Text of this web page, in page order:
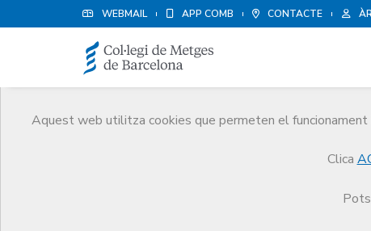
WEBMAIL APP COMB CONTACTE
Aquest web utilitza cookies que permeten el
Clica
Condicions legals App